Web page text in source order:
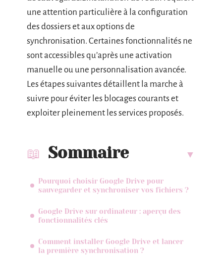
une attention particulière à la configuration
des dossiers et aux options de
synchronisation. Certaines fonctionnalités ne
sont accessibles qu’après une activation
manuelle ou une personnalisation avancée.
Les étapes suivantes détaillent la marche à
suivre pour éviter les blocages courants et
exploiter pleinement les services proposés.
Sommaire
Pourquoi choisir Google Drive pour
sauvegarder et synchroniser vos fichiers ?
Google Drive sur ordinateur : aperçu des
fonctionnalités clés
Comment installer Google Drive et lancer
la première synchronisation ?